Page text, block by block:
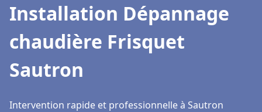
Installation Dépannage
chaudière Frisquet
Sautron
Intervention rapide et professionnelle à Sautron